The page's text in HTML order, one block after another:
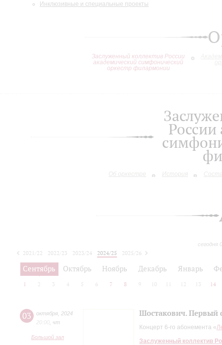
Инклюзивные и специальные проекты
Заслуженный коллектив России
академический симфонический
оркестр филармонии
Об оркестре История
сегодня
2021/22 2022/23 2023/24 2024/25
2025/26
2026/27
Сентябрь Октябрь Ноябрь Декабрь Январь
1 2 3 4 5 6 7 8 9 10 12 13 14
03 октября 2024
20:00 чт
Большой зал
Шостакович. Первый
Концерт 6-го абонемента «
Заслуженный коллектив